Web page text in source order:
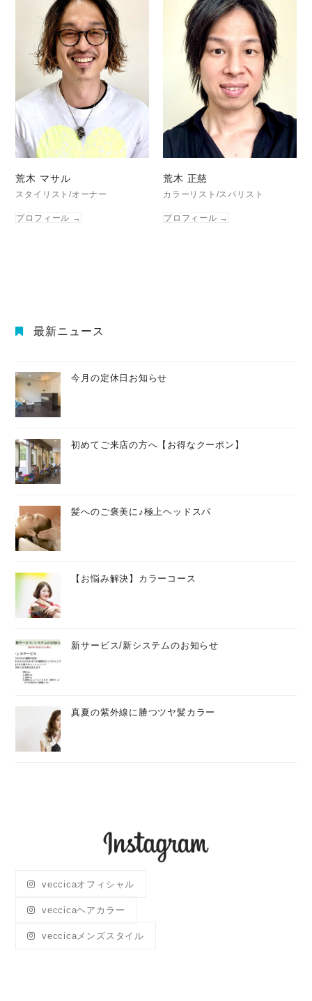
荒木 マサル
スタイリスト/オーナー
プロフィール →
荒木 正慈
カラーリスト/スパリスト
プロフィール →
最新ニュース
今月の定休日お知らせ
初めてご来店の方へ【お得なクーポン】
髪へのご褒美に♪極上ヘッドスパ
【お悩み解決】カラーコース
新サービス/新システムのお知らせ
真夏の紫外線に勝つツヤ髪カラー
veccicaオフィシャル
veccicaヘアカラー
veccicaメンズスタイル